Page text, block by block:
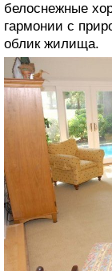
белоснежные
гармонии с
облик жилища.